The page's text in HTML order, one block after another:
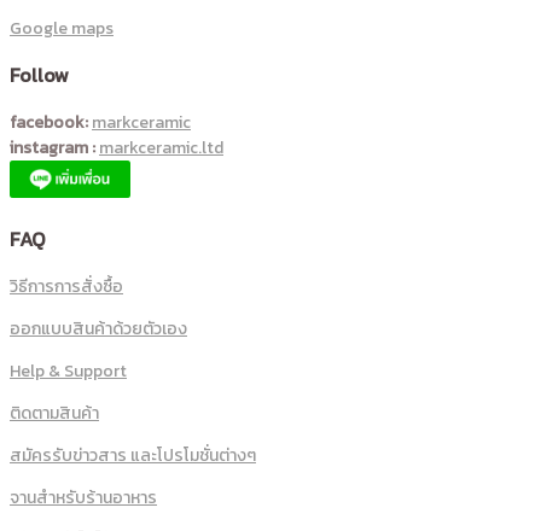
Google maps
Follow
facebook:markceramic
instagram :markceramic.ltd
FAQ
วิธีการการสั่งซื้อ
ออกแบบสินค้าด้วยตัวเอง
Help & Support
ติดตามสินค้า
สมัครรับข่าวสาร และโปรโมชั่นต่างๆ
จานสำหรับร้านอาหาร